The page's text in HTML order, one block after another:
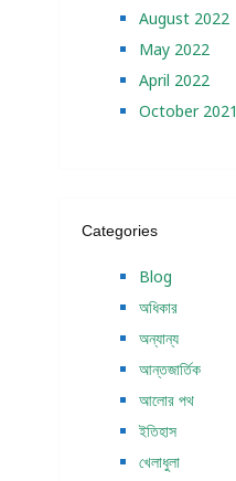
August 2022
May 2022
April 2022
October 2021
Categories
Blog
অধিকার
অন্যান্য
আন্তজার্তিক
আলোর পথ
ইতিহাস
খেলাধুলা